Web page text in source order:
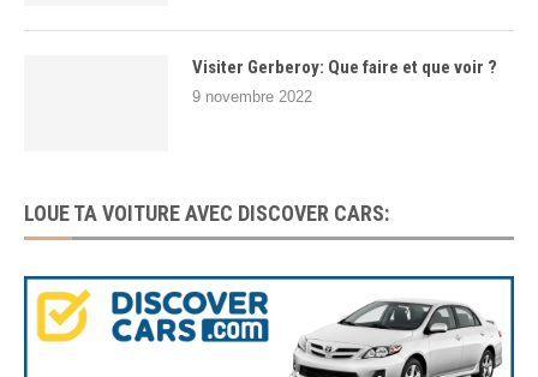
Visiter Gerberoy: Que faire et que voir ?
9 novembre 2022
LOUE TA VOITURE AVEC DISCOVER CARS: